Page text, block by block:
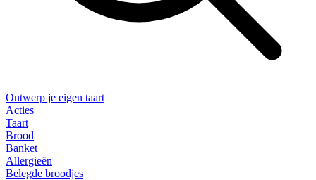
Ontwerp je eigen taart
Acties
Taart
Brood
Banket
Allergieën
Belegde broodjes